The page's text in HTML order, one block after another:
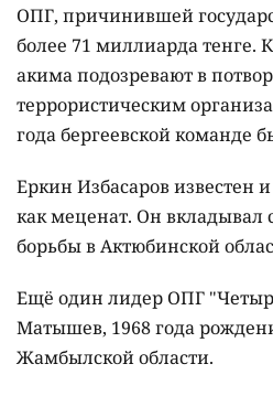
ОПГ, причинившей
более 71 миллиарда тенге.
акима подозревают в
террористическим
года бергеевской команде
Еркин Избасаров известен
как меценат. Он вкладывал
борьбы в Актюбинской
Ещё один лидер ОПГ
Матышев, 1968 года
Жамбылской области.